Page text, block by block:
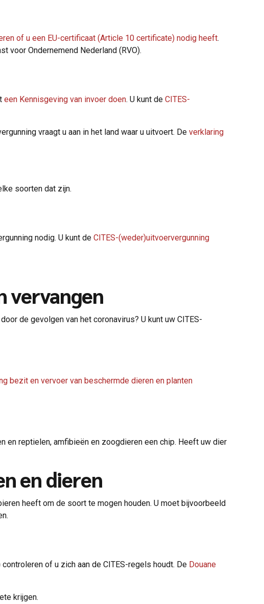
of u een EU-certificaat (Article 10 certificate) nodig heeft.
voor Ondernemend Nederland (RVO).
een Kennisgeving van invoer doen. U kunt de CITES-
vraagt u aan in het land waar u uitvoert. De verklaring
soorten dat zijn.
nodig. U kunt de CITES-(weder)uitvoervergunning
vervangen
de gevolgen van het coronavirus? U kunt uw CITES-
bezit en vervoer van beschermde dieren en planten
en reptielen, amfibieën en zoogdieren een chip. Heeft uw dier
en dieren
heeft om de soort te mogen houden. U moet bijvoorbeeld
controleren of u zich aan de CITES-regels houdt. De Douane
krijgen.